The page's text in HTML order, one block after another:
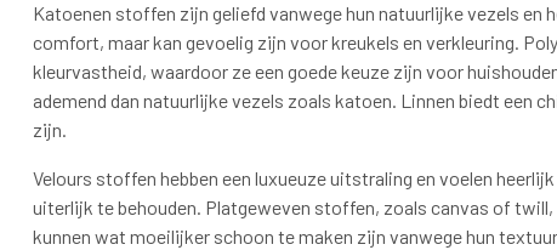
Katoenen stoffen zijn geliefd vanwege hun natuurlijke vezels en
comfort, maar kan gevoelig zijn voor kreukels en verkleuring.
kleurvastheid, waardoor ze een goede keuze zijn voor
ademend dan natuurlijke vezels zoals katoen. Linnen biedt een
zijn.
Velours stoffen hebben een luxueuze uitstraling en voelen
uiterlijk te behouden. Platgeweven stoffen, zoals canvas of
kunnen wat moeilijker schoon te maken zijn vanwege hun